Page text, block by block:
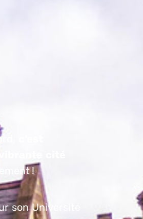
cité
!
son Université